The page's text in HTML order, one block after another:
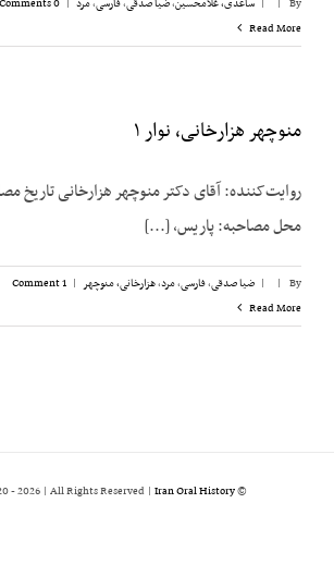
By
|
| ساعدی، غلامحسین,ضیا صدقی,فارسی,مرد |
0 Comments
Read More
منوچهر هزارخانی، نوار ۱
محل مصاحبه: پاریس، [...]
By
|
| ضیا صدقی,فارسی,مرد,هزارخانی، منوچهر |
1 Comment
Read More
© Copyright 2020 -
2026 | All Rights Reserved | Iran Oral History